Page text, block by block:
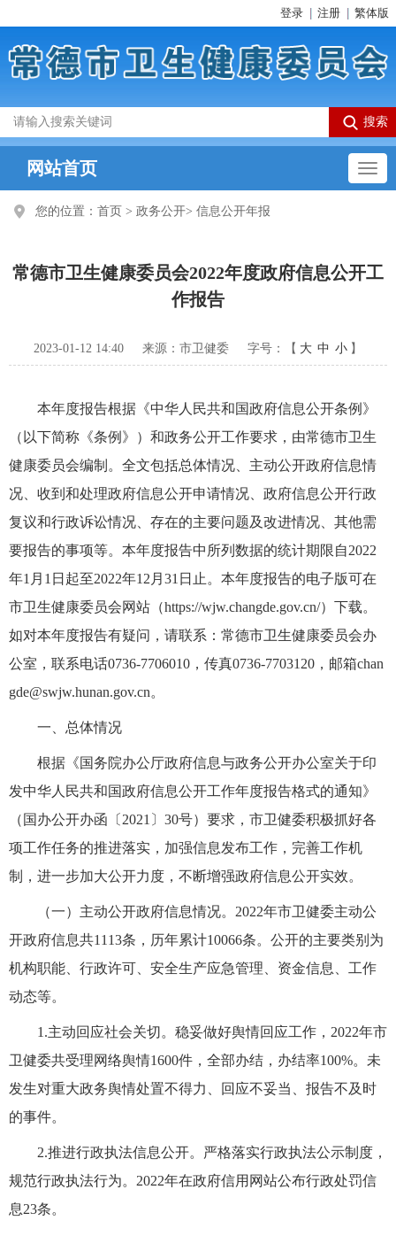
登录 注册 繁体版
网站首页
您的位置： 首页 > 政务公开> 信息公开年报
常德市卫生健康委员会2022年度政府信息公开工
作报告
2023-01-12 14:40 来源：市卫健委 字号：【 大 中 小 】
本年度报告根据《中华人民共和国政府信息公开条例》
（以下简称《条例》）和政务公开工作要求，由常德市卫生
健康委员会编制。全文包括总体情况、主动公开政府信息情
况、收到和处理政府信息公开申请情况、政府信息公开行政
复议和行政诉讼情况、存在的主要问题及改进情况、其他需
要报告的事项等。本年度报告中所列数据的统计期限自2022
年1月1日起至2022年12月31日止。本年度报告的电子版可在
市卫生健康委员会网站（https://wjw.changde.gov.cn/）下载。
如对本年度报告有疑问，请联系：常德市卫生健康委员会办
公室，联系电话0736-7706010，传真0736-7703120，邮箱chan
gde@swjw.hunan.gov.cn。
一、总体情况
根据《国务院办公厅政府信息与政务公开办公室关于印
发中华人民共和国政府信息公开工作年度报告格式的通知》
（国办公开办函〔2021〕30号）要求，市卫健委积极抓好各
项工作任务的推进落实，加强信息发布工作，完善工作机
制，进一步加大公开力度，不断增强政府信息公开实效。
（一）主动公开政府信息情况。2022年市卫健委主动公
开政府信息共1113条，历年累计10066条。公开的主要类别为
机构职能、行政许可、安全生产应急管理、资金信息、工作
动态等。
1.主动回应社会关切。稳妥做好舆情回应工作，2022年市
卫健委共受理网络舆情1600件，全部办结，办结率100%。未
发生对重大政务舆情处置不得力、回应不妥当、报告不及时
的事件。
2.推进行政执法信息公开。严格落实行政执法公示制度，
规范行政执法行为。2022年在政府信用网站公布行政处罚信
息23条。